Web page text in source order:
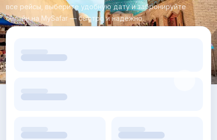
все рейсы, выберите удобную дату и забронируйте
онлайн на MySafar — быстро и надёжно.